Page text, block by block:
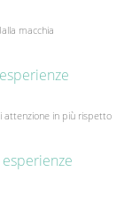
macchia
attenzione in più rispetto